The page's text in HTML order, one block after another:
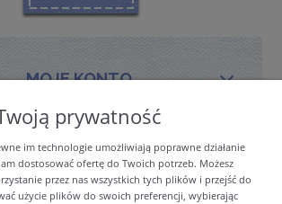
MOJE KONTO
I DOSTAWA
prywatność
im technologie umożliwiają poprawne działanie
dostosować ofertę do Twoich potrzeb. Możesz
przez nas wszystkich tych plików i przejść do
użycie plików do swoich preferencji, wybierając